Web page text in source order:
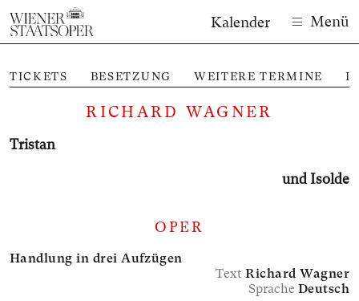
Kalender Menü
TICKETS BESETZUNG WEITERE TERMINE
RICHARD WAGNER
Tristan
und Isolde
OPER
Handlung in drei Aufzügen
TextRichard Wagner
Sprache Deutsch